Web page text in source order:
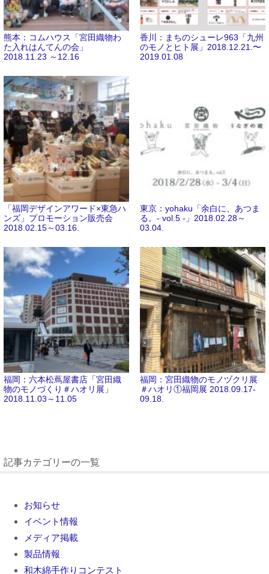
熊本：コムハウス「宮田織物わ
た入れはんてんの会」
2018.11.23 ～12.16
香川：まちのシューレ963「九州
のモノとヒト展」2018.12.21.〜
2019.01.08
「福岡デザインアワード×東急ハ
ンズ」プロモーション販売会
2018.02.15～03.16.
東京：yohaku「余白に、あつま
る。- vol.5 -」2018.02.28～
03.04.
福岡：六本松蔦屋書店「宮田織
物のモノづくり＃ハオリ展」
2018.11.03～11.05
福岡：宮田織物のモノヅクリ展
＃ハオリ①福岡展 2018.09.17-
09.18.
記事カテゴリーの一覧
お知らせ
イベント情報
メディア掲載
製品情報
和木綿手作りコンテスト